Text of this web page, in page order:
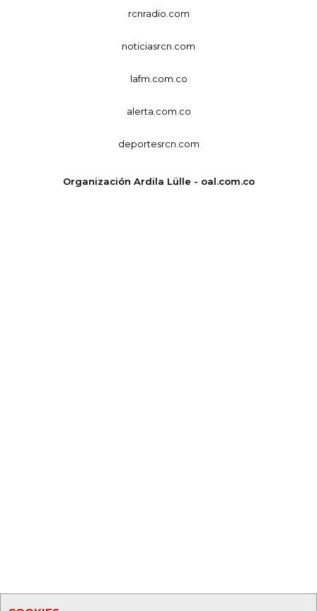
rcnradio.com
noticiasrcn.com
lafm.com.co
alerta.com.co
deportesrcn.com
Organización Ardila Lülle - oal.com.co